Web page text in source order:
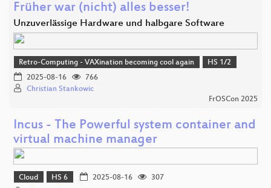
Früher war (nicht) alles besser!
Unzuverlässige Hardware und halbgare Software
Retro-Computing - VAXination becoming cool again
HS 1/2
2025-08-16
766
Christian Stankowic
FrOSCon 2025
Incus - The Powerful system container and
virtual machine manager
Cloud HS 6 2025-08-16
307